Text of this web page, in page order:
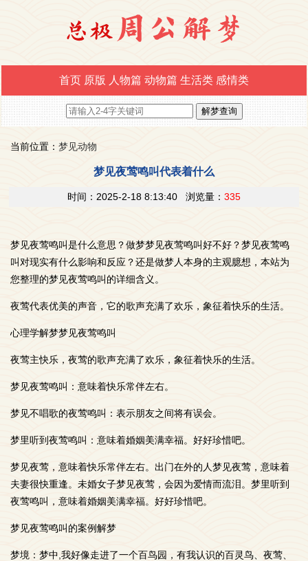
首页 原版 人物篇 动物篇 生活类 感情类
当前位置： 梦见动物
梦见夜莺鸣叫代表着什么
时间：2025-2-18 8:13:40 浏览量： 335
梦见夜莺鸣叫是什么意思？做梦梦见夜莺鸣叫好不好？梦见夜莺鸣
叫对现实有什么影响和反应？还是做梦人本身的主观臆想，本站为
您整理的梦见夜莺鸣叫的详细含义。
夜莺代表优美的声音，它的歌声充满了欢乐，象征着快乐的生活。
心理学解梦梦见夜莺鸣叫
夜莺主快乐，夜莺的歌声充满了欢乐，象征着快乐的生活。
梦见夜莺鸣叫：意味着快乐常伴左右。
梦见不唱歌的夜莺鸣叫：表示朋友之间将有误会。
梦里听到夜莺鸣叫：意味着婚姻美满幸福。好好珍惜吧。
梦见夜莺，意味着快乐常伴左右。出门在外的人梦见夜莺，意味着
夫妻很快重逢。未婚女子梦见夜莺，会因为爱情而流泪。梦里听到
夜莺鸣叫，意味着婚姻美满幸福。好好珍惜吧。
梦见夜莺鸣叫的案例解梦
梦境：梦中,我好像走进了一个百鸟园，有我认识的百灵鸟、夜莺、